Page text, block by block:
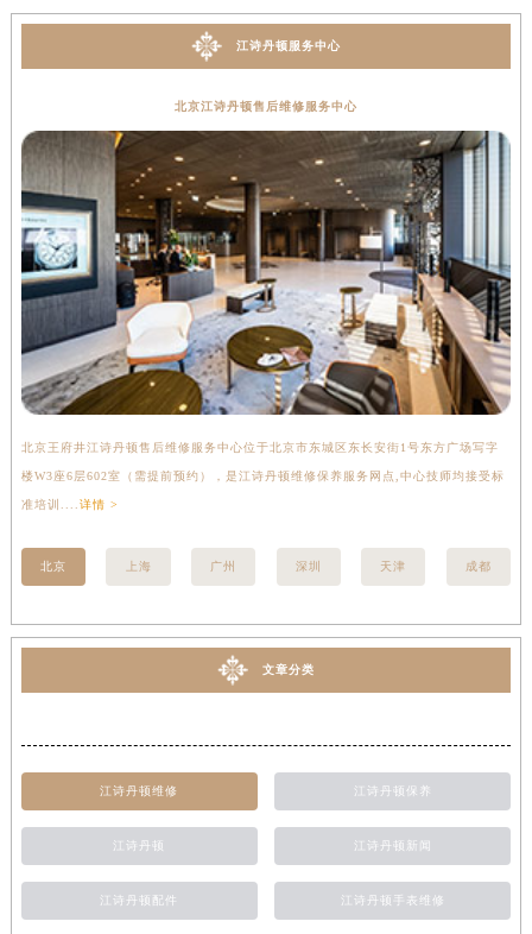
江诗丹顿服务中心
北京江诗丹顿售后维修服务中心
北京王府井江诗丹顿售后维修服务中心位于北京市东城区东长安街1号东方广场写字
楼W3座6层602室（需提前预约），是江诗丹顿维修保养服务网点,中心技师均接受标
准培训.... 详情 >
北京 上海 广州 深圳 天津 成都
文章分类
江诗丹顿维修 江诗丹顿保养
江诗丹顿 江诗丹顿新闻
江诗丹顿配件 江诗丹顿手表维修